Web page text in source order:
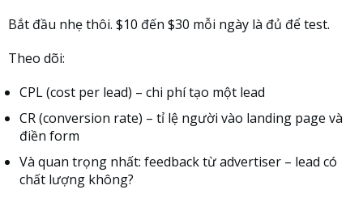
Bắt đầu nhẹ thôi. $10 đến $30 mỗi ngày là đủ để test.
Theo dõi:
CPL (cost per lead) – chi phí tạo một lead
CR (conversion rate) – tỉ lệ người vào landing page và
điền form
Và quan trọng nhất: feedback từ advertiser – lead có
chất lượng không?